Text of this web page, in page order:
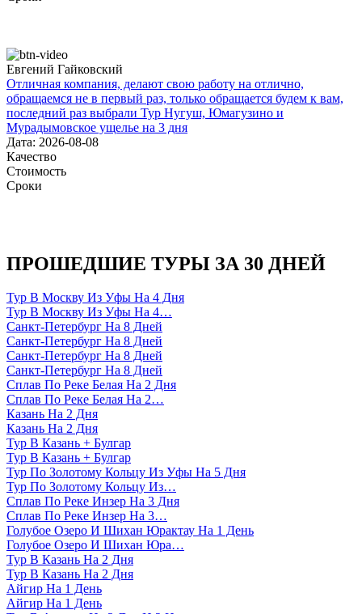
Евгений Гайковский
Отличная компания, делают свою работу на отлично,
обращаемся не в первый раз, только обращается будем к вам,
последний раз выбрали Тур Нугуш, Юмагузино и
Мурадымовское ущелье на 3 дня
Дата: 2026-08-08
Качество
Стоимость
Сроки
ПРОШЕДШИЕ ТУРЫ ЗА 30 ДНЕЙ
Тур В Москву Из Уфы На 4 Дня
Тур В Москву Из Уфы На 4…
Санкт-Петербург На 8 Дней
Санкт-Петербург На 8 Дней
Санкт-Петербург На 8 Дней
Санкт-Петербург На 8 Дней
Сплав По Реке Белая На 2 Дня
Сплав По Реке Белая На 2…
Казань На 2 Дня
Казань На 2 Дня
Тур В Казань + Булгар
Тур В Казань + Булгар
Тур По Золотому Кольцу Из Уфы На 5 Дня
Тур По Золотому Кольцу Из…
Сплав По Реке Инзер На 3 Дня
Сплав По Реке Инзер На 3…
Голубое Озеро И Шихан Юрактау На 1 День
Голубое Озеро И Шихан Юра…
Тур В Казань На 2 Дня
Тур В Казань На 2 Дня
Айгир На 1 День
Айгир На 1 День